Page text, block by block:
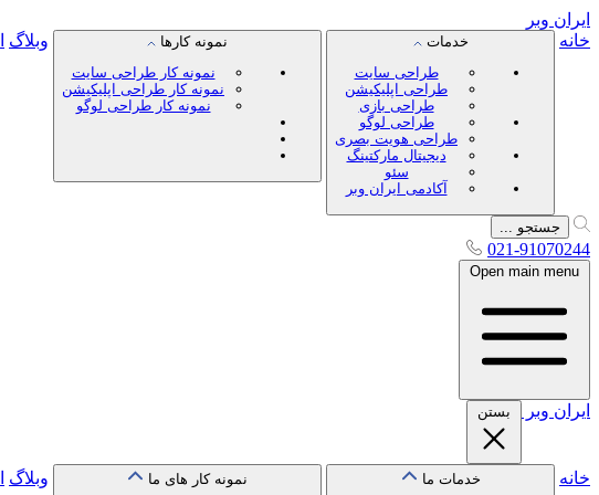
ایران وبر
خانه
خدمات
طراحی سایت
طراحی اپلیکیشن
طراحی بازی
طراحی لوگو
طراحی هویت بصری
دیجیتال مارکتینگ
سئو
آکادمی ایران وبر
نمونه کارها
نمونه کار طراحی سایت
نمونه کار طراحی اپلیکیشن
نمونه کار طراحی لوگو
وبلاگ
جستجو ...
021-91070244
Open main menu
ایران وبر بستن
خانه
خدمات ما
نمونه کار های ما
وبلاگ